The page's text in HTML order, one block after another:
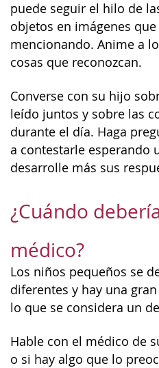
puede seguir el hilo de
objetos en imágenes
mencionando. Anime a
cosas que reconozcan.
Converse con su hijo
leído juntos y sobre las
durante el día. Haga
a contestarle esperando
desarrolle más sus
¿Cuándo
médico?
Los niños pequeños se
diferentes y hay una
lo que se considera un
Hable con el médico de
o si hay algo que lo